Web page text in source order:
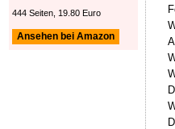
444 Seiten, 19.80 Euro
Ansehen bei Amazon